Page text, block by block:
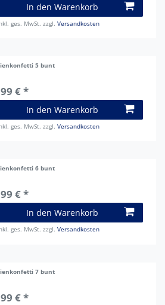
In den Warenkorb
ges. MwSt. zzgl.Versandkosten
5 bunt
€ *
In den Warenkorb
ges. MwSt. zzgl.Versandkosten
6 bunt
€ *
In den Warenkorb
ges. MwSt. zzgl.Versandkosten
7 bunt
€ *